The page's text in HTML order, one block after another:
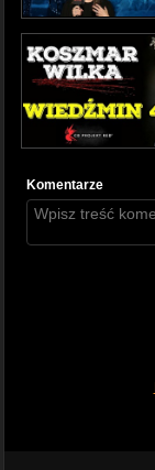
Komentarze